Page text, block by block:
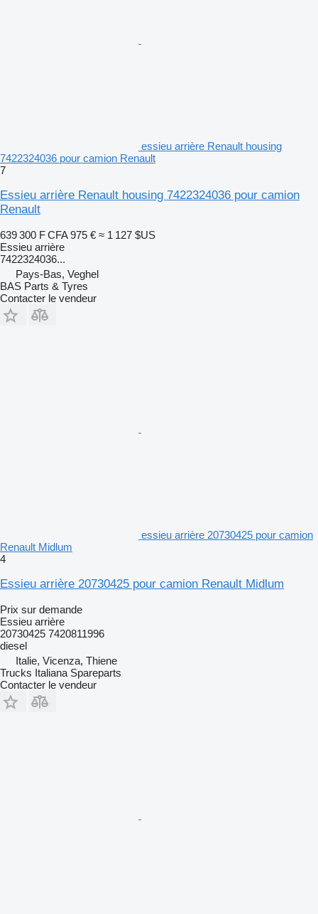
essieu arrière Renault housing
7422324036 pour camion Renault
7
Essieu arrière Renault housing 7422324036 pour camion
Renault
639 300 F CFA 975 € ≈ 1 127 $US
Essieu arrière
7422324036...
Pays-Bas, Veghel
BAS Parts & Tyres
Contacter le vendeur
essieu arrière 20730425 pour camion
Renault Midlum
4
Essieu arrière 20730425 pour camion Renault Midlum
Prix sur demande
Essieu arrière
20730425 7420811996
diesel
Italie, Vicenza, Thiene
Trucks Italiana Spareparts
Contacter le vendeur